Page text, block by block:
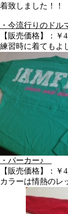
着致しました！！
・今流行りのド
【販売価格】：￥
練習時に着てもよ
・パーカー♪
【販売価格】：￥
カラーは情熱のレ